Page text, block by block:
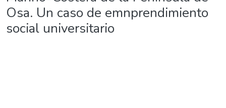
Osa. Un caso de emnprendimiento
social universitario